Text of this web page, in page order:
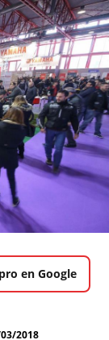
en Google
2018